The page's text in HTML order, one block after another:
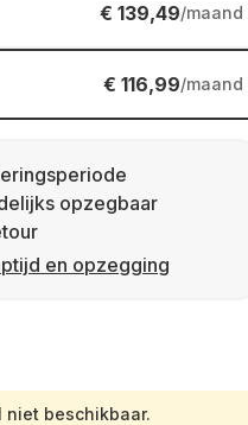
€ 139,49/maand
€ 116,99/maand
opzegbaar
en opzegging
niet beschikbaar.